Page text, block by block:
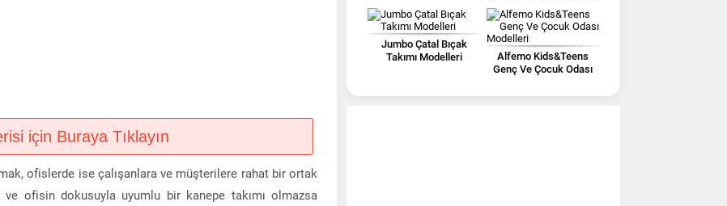
için Buraya Tıklayın
ofislerde ise çalışanlara ve müşterilere rahat bir ortak
ve ofisin dokusuyla uyumlu bir kanepe takımı olmazsa
Jumbo Çatal Bıçak
Takımı Modelleri
Alfemo Kids&Teens
Genç Ve Çocuk Odası